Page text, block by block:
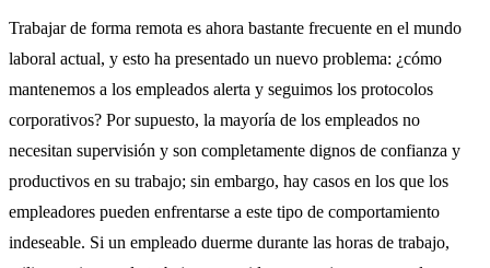
Trabajar de forma remota es ahora bastante frecuente en el mundo
laboral actual, y esto ha presentado un nuevo problema: ¿cómo
mantenemos a los empleados alerta y seguimos los protocolos
corporativos? Por supuesto, la mayoría de los empleados no
necesitan supervisión y son completamente dignos de confianza y
productivos en su trabajo; sin embargo, hay casos en los que los
empleadores pueden enfrentarse a este tipo de comportamiento
indeseable. Si un empleado duerme durante las horas de trabajo,